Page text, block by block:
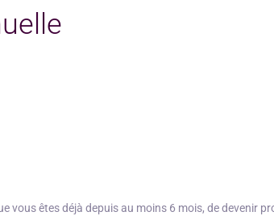
êtes déjà depuis au moins 6 mois, de devenir